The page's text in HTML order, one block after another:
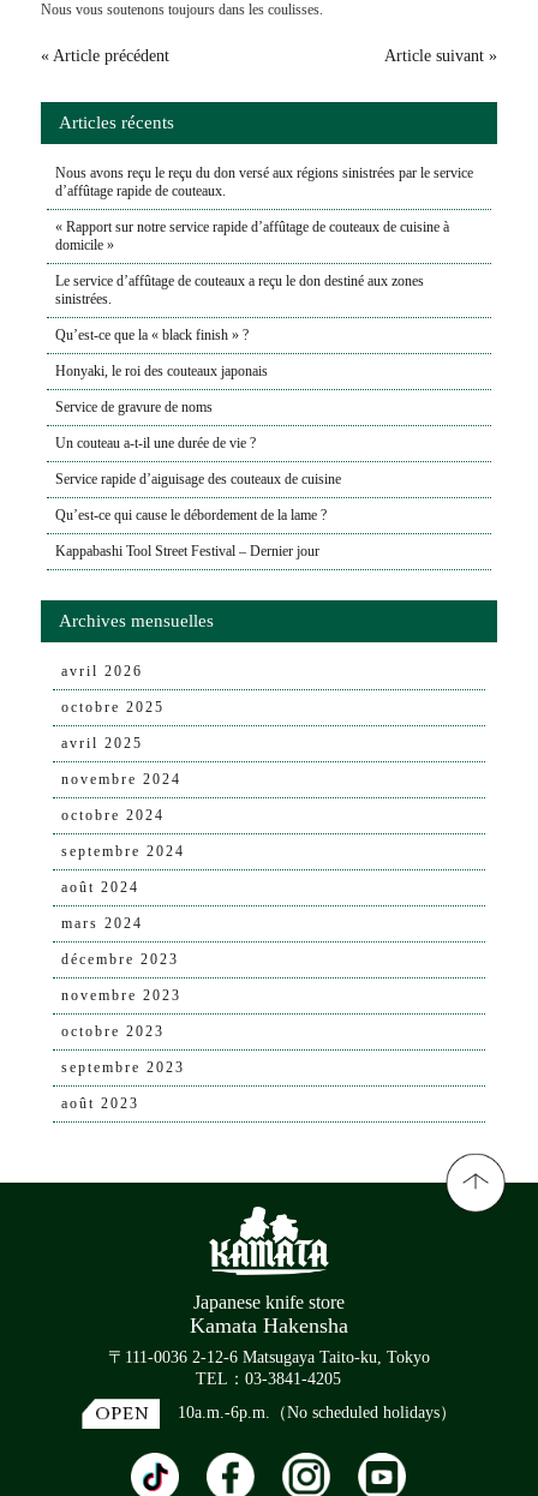
Nous vous soutenons toujours dans les coulisses.
« Article précédent Article suivant »
Articles récents
Nous avons reçu le reçu du don versé aux régions sinistrées par le service
d’affûtage rapide de couteaux.
« Rapport sur notre service rapide d’affûtage de couteaux de cuisine à
domicile »
Le service d’affûtage de couteaux a reçu le don destiné aux zones
sinistrées.
Qu’est-ce que la « black finish » ?
Honyaki, le roi des couteaux japonais
Service de gravure de noms
Un couteau a-t-il une durée de vie ?
Service rapide d’aiguisage des couteaux de cuisine
Qu’est-ce qui cause le débordement de la lame ?
Kappabashi Tool Street Festival – Dernier jour
Archives mensuelles
avril 2026
octobre 2025
avril 2025
novembre 2024
octobre 2024
septembre 2024
août 2024
mars 2024
décembre 2023
novembre 2023
octobre 2023
septembre 2023
août 2023
Japanese knife store
Kamata Hakensha
〒111-0036 2-12-6 Matsugaya Taito-ku, Tokyo
TEL：03-3841-4205
10a.m.-6p.m.（No scheduled holidays）